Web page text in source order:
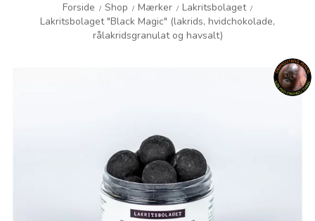
Forside / Shop / Mærker / Lakritsbolaget /
Lakritsbolaget "Black Magic" (lakrids, hvidchokolade,
rålakridsgranulat og havsalt)